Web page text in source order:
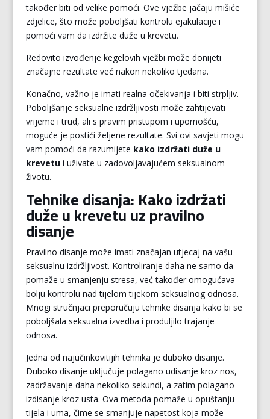
također biti od velike pomoći. Ove vježbe jačaju mišiće
zdjelice, što može poboljšati kontrolu ejakulacije i
pomoći vam da izdržite duže u krevetu.
Redovito izvođenje kegelovih vježbi može donijeti
značajne rezultate već nakon nekoliko tjedana.
Konačno, važno je imati realna očekivanja i biti strpljiv.
Poboljšanje seksualne izdržljivosti može zahtijevati
vrijeme i trud, ali s pravim pristupom i upornošću,
moguće je postići željene rezultate. Svi ovi savjeti mogu
vam pomoći da razumijete kako izdržati duže u
krevetui uživate u zadovoljavajućem seksualnom
životu.
Tehnike disanja: Kako izdržati
duže u krevetu uz pravilno
disanje
Pravilno disanje može imati značajan utjecaj na vašu
seksualnu izdržljivost. Kontroliranje daha ne samo da
pomaže u smanjenju stresa, već također omogućava
bolju kontrolu nad tijelom tijekom seksualnog odnosa.
Mnogi stručnjaci preporučuju tehnike disanja kako bi se
poboljšala seksualna izvedba i produljilo trajanje
odnosa.
Jedna od najučinkovitijih tehnika je duboko disanje.
Duboko disanje uključuje polagano udisanje kroz nos,
zadržavanje daha nekoliko sekundi, a zatim polagano
izdisanje kroz usta. Ova metoda pomaže u opuštanju
tijela i uma, čime se smanjuje napetost koja može